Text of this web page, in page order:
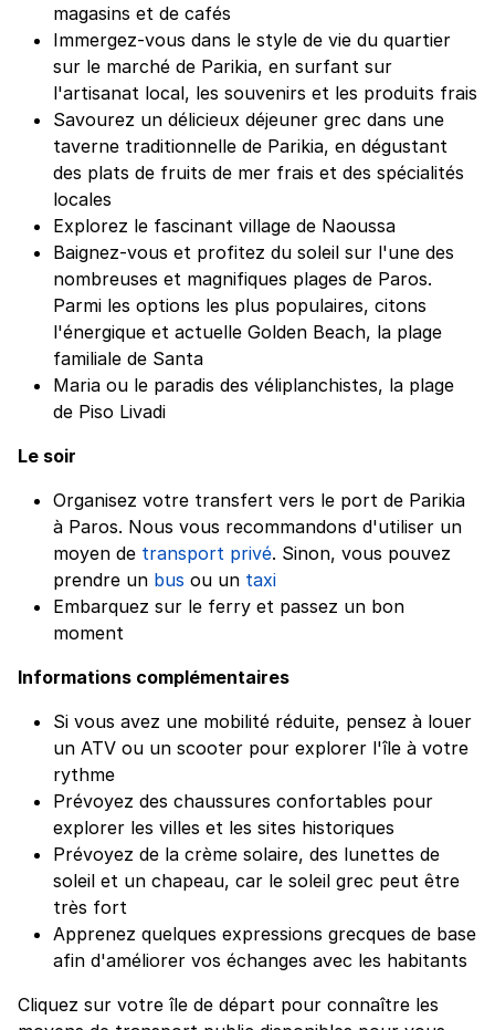
magasins et de cafés
Immergez-vous dans le style de vie du quartier
sur le marché de Parikia, en surfant sur
l'artisanat local, les souvenirs et les produits frais
Savourez un délicieux déjeuner grec dans une
taverne traditionnelle de Parikia, en dégustant
des plats de fruits de mer frais et des spécialités
locales
Explorez le fascinant village de Naoussa
Baignez-vous et profitez du soleil sur l'une des
nombreuses et magnifiques plages de Paros.
Parmi les options les plus populaires, citons
l'énergique et actuelle Golden Beach, la plage
familiale de Santa
Maria ou le paradis des véliplanchistes, la plage
de Piso Livadi
Le soir
Organisez votre transfert vers le port de Parikia
à Paros. Nous vous recommandons d'utiliser un
moyen de transport privé. Sinon, vous pouvez
prendre un bus ou un taxi
Embarquez sur le ferry et passez un bon
moment
Informations complémentaires
Si vous avez une mobilité réduite, pensez à louer
un ATV ou un scooter pour explorer l'île à votre
rythme
Prévoyez des chaussures confortables pour
explorer les villes et les sites historiques
Prévoyez de la crème solaire, des lunettes de
soleil et un chapeau, car le soleil grec peut être
très fort
Apprenez quelques expressions grecques de base
afin d'améliorer vos échanges avec les habitants
Cliquez sur votre île de départ pour connaître les